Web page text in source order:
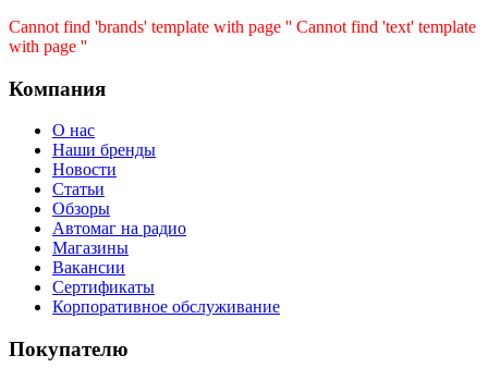
Cannot find 'brands' template with page '' Cannot find 'text' template
with page ''
Компания
О нас
Наши бренды
Новости
Статьи
Обзоры
Автомаг на радио
Магазины
Вакансии
Сертификаты
Корпоративное обслуживание
Покупателю